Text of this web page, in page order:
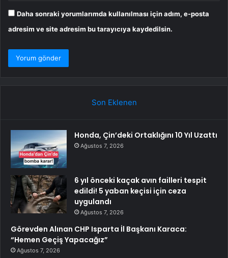
Daha sonraki yorumlarımda kullanılması için adım, e-posta
adresim ve site adresim bu tarayıcıya kaydedilsin.
Son Eklenen
Honda, Çin’deki Ortaklığını 10 Yıl Uzattı
Ağustos 7, 2026
6 yıl önceki kaçak avın failleri tespit
edildi! 5 yaban keçisi için ceza
uygulandı
Ağustos 7, 2026
Görevden Alınan CHP Isparta İl Başkanı Karaca:
“Hemen Geçiş Yapacağız”
Ağustos 7, 2026